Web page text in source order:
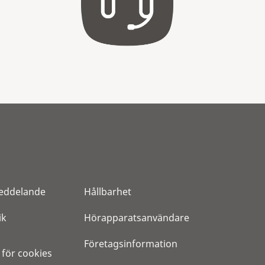
cookies
Hållbarhet
Hörapparatsanvändare
Företagsinformation